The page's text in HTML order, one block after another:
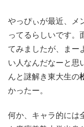
やっぴぃが最近、メ
ってるらしいです。
てみましたが、まー
い人なんだなーと思
んと謎解き東大生の
かったー。
何か、キャラ的には